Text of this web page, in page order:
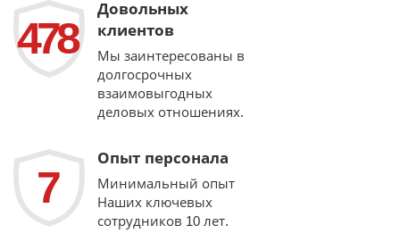
478
Довольных
клиентов
Мы заинтересованы в
долгосрочных
взаимовыгодных
деловых отношениях.
7
Опыт персонала
Минимальный опыт
Наших ключевых
сотрудников 10 лет.